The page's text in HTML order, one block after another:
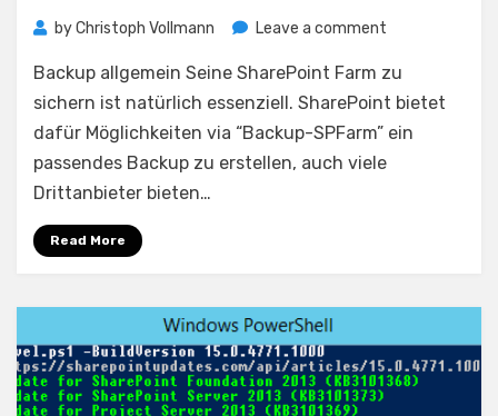
byChristoph Vollmann Leave a comment
aller
erstellen
Backup allgemein Seine SharePoint Farm zu
sichern ist natürlich essenziell. SharePoint bietet
dafür Möglichkeiten via “Backup-SPFarm” ein
passendes Backup zu erstellen, auch viele
Drittanbieter bieten…
Read More